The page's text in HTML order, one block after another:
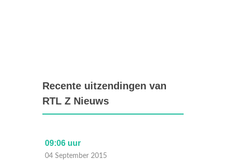
Recente uitzendingen van
RTL Z Nieuws
09:06 uur
04 September 2015